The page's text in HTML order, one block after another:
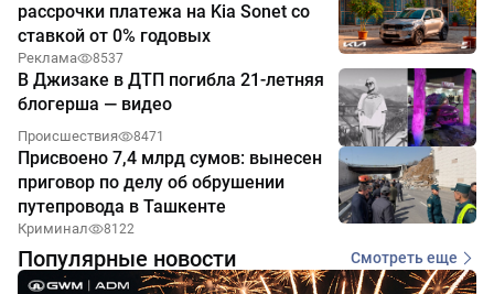
рассрочки платежа на Kia Sonet со
ставкой от 0% годовых
Реклама 8537
В Джизаке в ДТП погибла 21-летняя
блогерша — видео
Происшествия 8471
Присвоено 7,4 млрд сумов: вынесен
приговор по делу об обрушении
путепровода в Ташкенте
Криминал 8122
Популярные новости Смотреть еще